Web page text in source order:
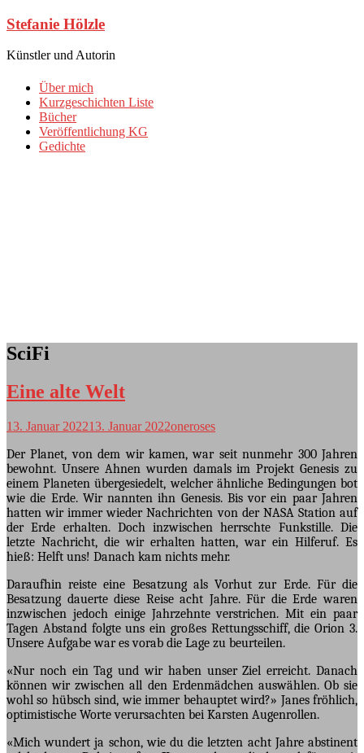
Zum
springen
Stefanie Hölzle
Künstler und Autorin
Über mich
Kurzgeschichten Liste
Bücher
Veröffentlichung KG
Gedichte
SciFi
Eine alte Welt
13. Januar 202213. Januar 2022oneroses
Der Planet, von dem wir kamen, war seit nunmehr 300 Jahren
bewohnt. Unsere Ahnen wurden damals im Projekt Genesis zu
einem Planeten übergesiedelt, welcher ähnliche Bedingungen bot
wie die Erde. Wir nannten ihn Genesis. Bis vor ein paar Jahren
hatten wir immer wieder Nachrichten von der NASA Station auf
der Erde erhalten. Doch inzwischen herrschte Funkstille. Die
letzte Nachricht, die wir erhalten hatten, war ein Hilferuf. Es
hieß: Helft uns! Danach kam nichts mehr.
Daraufhin reiste eine Besatzung als Vorhut zur Erde. Für die
Besatzung dauerte diese Reise acht Jahre. Für die Erde waren
inzwischen jedoch einige Jahrzehnte verstrichen. Mit ein paar
Tagen Abstand folgte uns ein großes Rettungsschiff, die Orion 3.
Unsere Aufgabe war es vorab die Lage zu beurteilen.
«Nur noch ein Tag und wir haben unser Ziel erreicht. Danach
können wir zwischen all den Erdenmädchen auswählen. Ob sie
wohl so hübsch sind, wie immer behauptet wird?» Janes fröhlich,
optimistische Worte verursachten bei Karsten Augenrollen.
«Mich wundert ja schon, wie du die letzten acht Jahre abstinent